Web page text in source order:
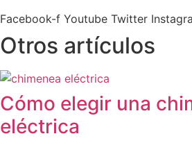
Facebook-f Youtube Twitter
Otros artículos
Cómo elegir una
eléctrica